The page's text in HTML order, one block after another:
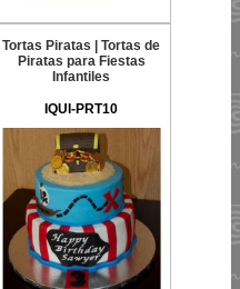
Tortas Piratas | Tortas de
Piratas para Fiestas
Infantiles
IQUI-PRT10